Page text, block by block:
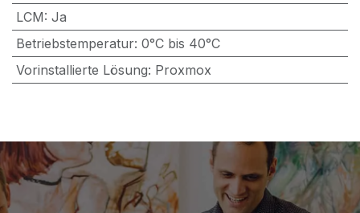
LCM: Ja
Betriebstemperatur: 0°C bis 40°C
Vorinstallierte Lösung: Proxmox